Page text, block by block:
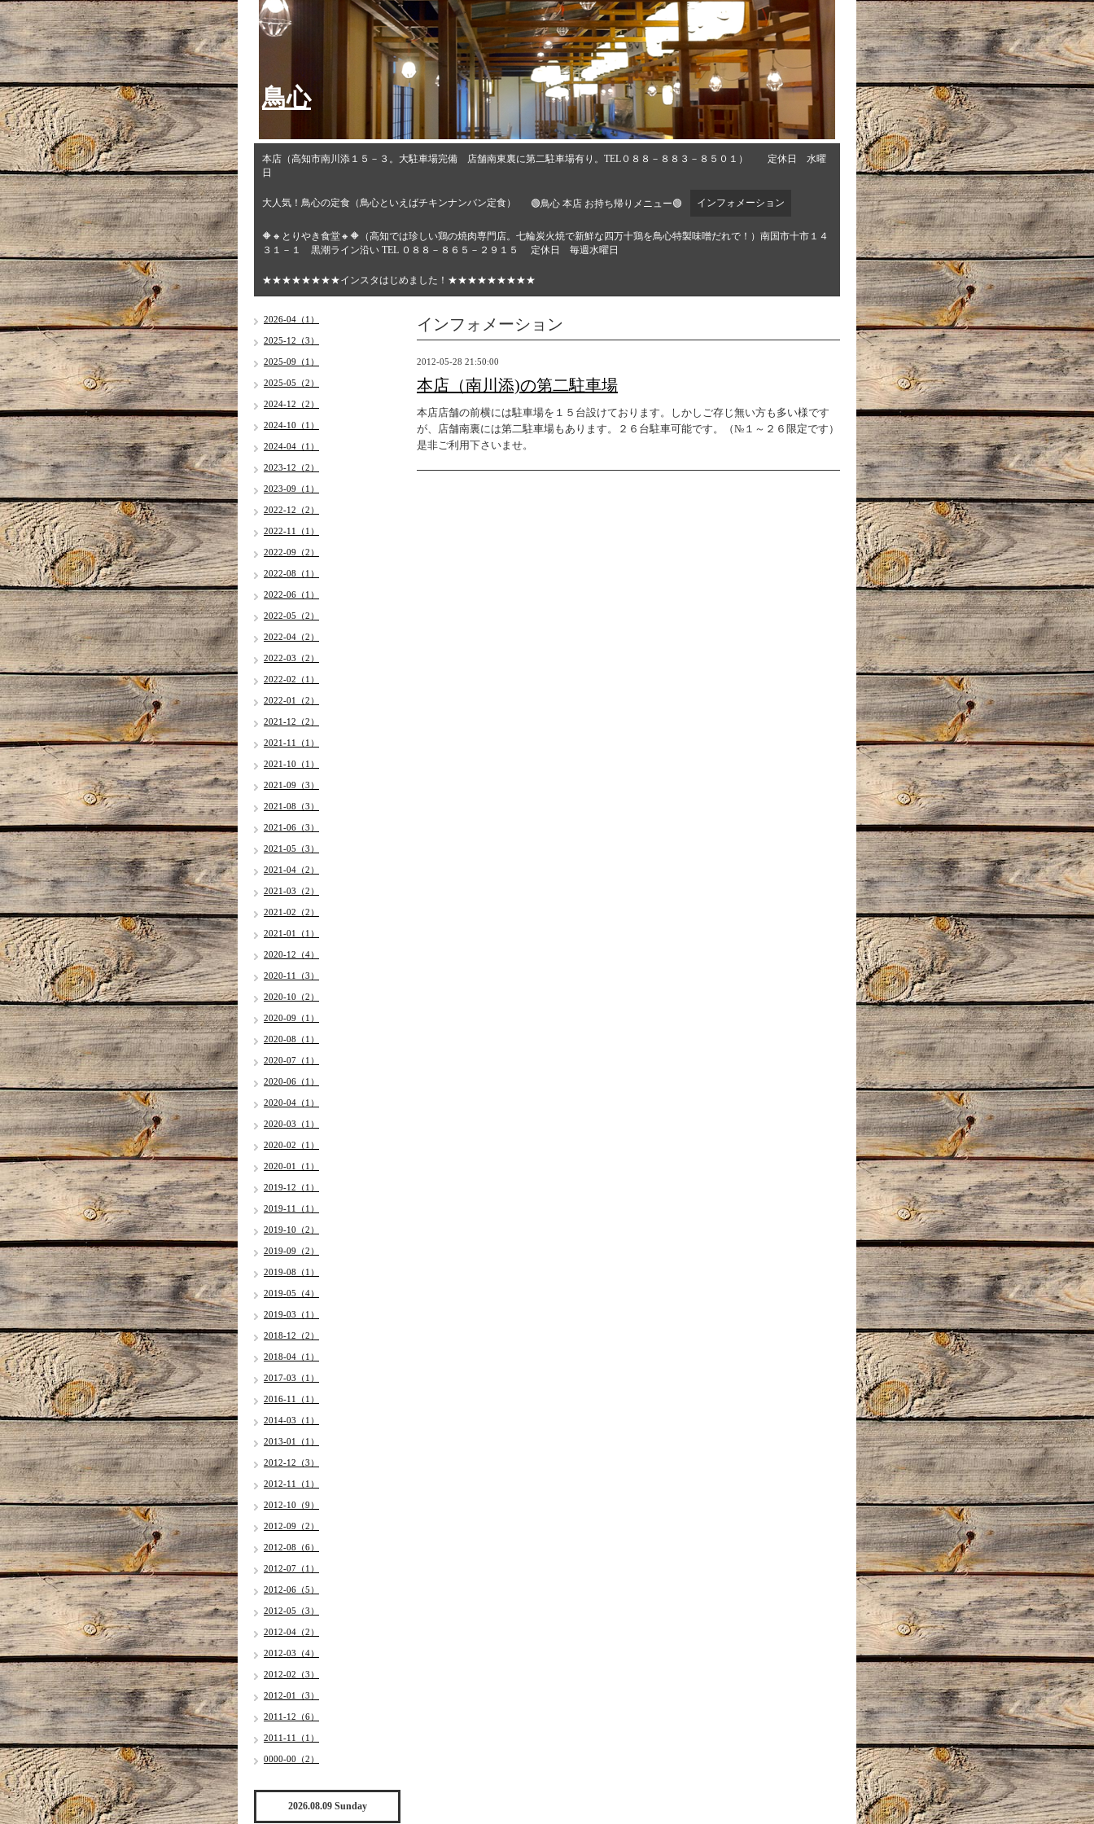
鳥心
本店（高知市南川添１５－３。大駐車場完備 店舗南東裏に第二駐車場有り。TEL０８８－８８３－８５０１） 定休日 水曜
日
大人気！鳥心の定食（鳥心といえばチキンナンバン定食） 🟢鳥心 本店 お持ち帰りメニュー🟢 インフォメーション
🔶🔸とりやき食堂🔸🔶（高知では珍しい鶏の焼肉専門店。七輪炭火焼で新鮮な四万十鶏を鳥心特製味噌だれで！）南国市十市１４
３１－１ 黒潮ライン沿い TEL ０８８－８６５－２９１５ 定休日 毎週水曜日
★★★★★★★★インスタはじめました！★★★★★★★★★
インフォメーション
2012-05-28 21:50:00
本店（南川添)の第二駐車場
本店店舗の前横には駐車場を１５台設けております。しかしご存じ無い方も多い様です
が、店舗南裏には第二駐車場もあります。２６台駐車可能です。（№１～２６限定です）
是非ご利用下さいませ。
2026-04（1）
2025-12（3）
2025-09（1）
2025-05（2）
2024-12（2）
2024-10（1）
2024-04（1）
2023-12（2）
2023-09（1）
2022-12（2）
2022-11（1）
2022-09（2）
2022-08（1）
2022-06（1）
2022-05（2）
2022-04（2）
2022-03（2）
2022-02（1）
2022-01（2）
2021-12（2）
2021-11（1）
2021-10（1）
2021-09（3）
2021-08（3）
2021-06（3）
2021-05（3）
2021-04（2）
2021-03（2）
2021-02（2）
2021-01（1）
2020-12（4）
2020-11（3）
2020-10（2）
2020-09（1）
2020-08（1）
2020-07（1）
2020-06（1）
2020-04（1）
2020-03（1）
2020-02（1）
2020-01（1）
2019-12（1）
2019-11（1）
2019-10（2）
2019-09（2）
2019-08（1）
2019-05（4）
2019-03（1）
2018-12（2）
2018-04（1）
2017-03（1）
2016-11（1）
2014-03（1）
2013-01（1）
2012-12（3）
2012-11（1）
2012-10（9）
2012-09（2）
2012-08（6）
2012-07（1）
2012-06（5）
2012-05（3）
2012-04（2）
2012-03（4）
2012-02（3）
2012-01（3）
2011-12（6）
2011-11（1）
0000-00（2）
2026.08.09 Sunday